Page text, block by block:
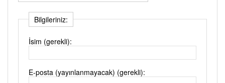
Bilgileriniz:
İsim (gerekli):
E-posta (yayınlanmayacak) (gerekli):